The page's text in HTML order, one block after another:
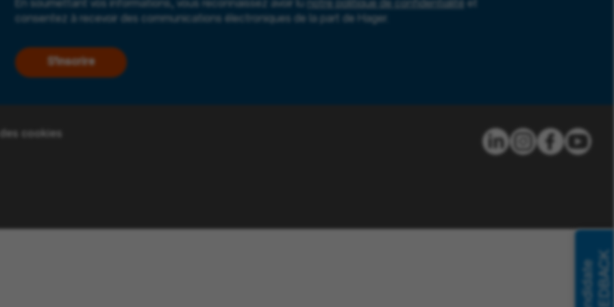
En soumettant vos informations, vous reconnaissez avoir lu notre politique de confidentialité
et
consentez à recevoir des communications électroniques de la part de Hager.
S'inscrire
cookies
FEEDBACK